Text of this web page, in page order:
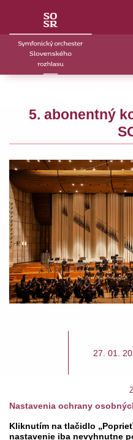
Nastavenia ochrany
Kliknutím na tlačidlo
nastavenie iba nevyhnutne
5. abonentný
27. 01.
PROGRAM
mol, op. 18